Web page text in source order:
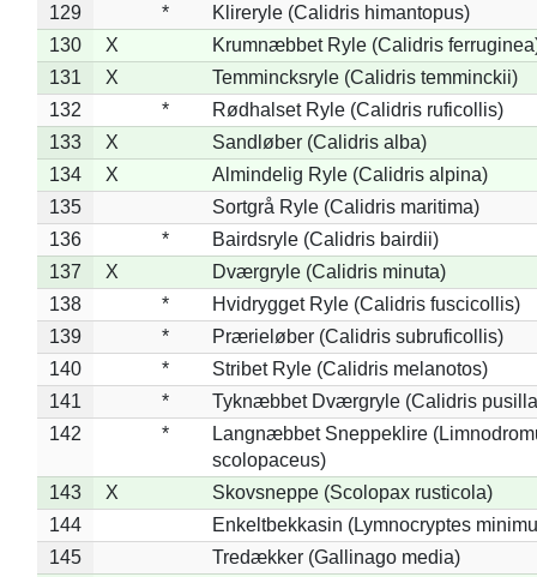
129
*
Klireryle (Calidris himantopus)
130
X
Krumnæbbet Ryle (Calidris
131
X
Temmincksryle (Calidris temminckii)
132
*
Rødhalset Ryle (Calidris ruficollis)
133
X
Sandløber (Calidris alba)
134
X
Almindelig Ryle (Calidris alpina)
135
Sortgrå Ryle (Calidris maritima)
136
*
Bairdsryle (Calidris bairdii)
137
X
Dværgryle (Calidris minuta)
138
*
Hvidrygget Ryle (Calidris fuscicollis)
139
*
Prærieløber (Calidris subruficollis)
140
*
Stribet Ryle (Calidris melanotos)
141
*
Tyknæbbet Dværgryle (Calidris
142
*
Langnæbbet Sneppeklire
scolopaceus)
143
X
Skovsneppe (Scolopax rusticola)
144
Enkeltbekkasin (Lymnocryptes
145
Tredækker (Gallinago media)